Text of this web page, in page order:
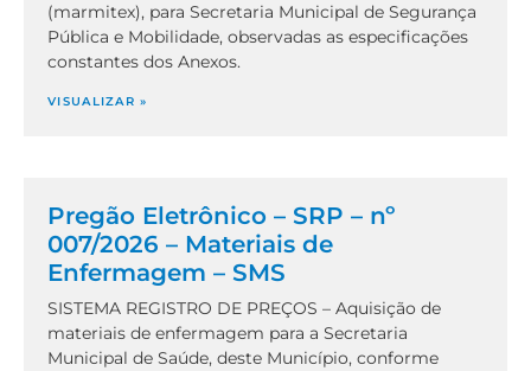
(marmitex), para Secretaria Municipal de Segurança
Pública e Mobilidade, observadas as especificações
constantes dos Anexos.
VISUALIZAR »
Pregão Eletrônico – SRP – nº
007/2026 – Materiais de
Enfermagem – SMS
SISTEMA REGISTRO DE PREÇOS – Aquisição de
materiais de enfermagem para a Secretaria
Municipal de Saúde, deste Município, conforme